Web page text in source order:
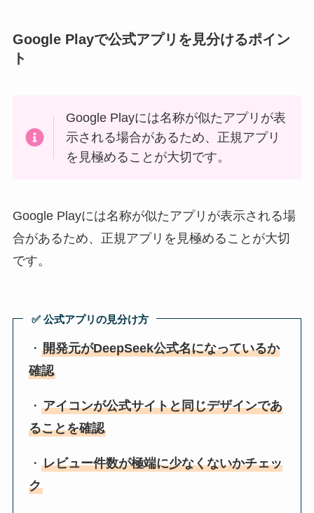
Google Playで公式アプリを見分けるポイン
ト
Google Playには名称が似たアプリが表
示される場合があるため、正規アプリ
を見極めることが大切です。
Google Playには名称が似たアプリが表示される場
合があるため、正規アプリを見極めることが大切
です。
✅ 公式アプリの見分け方
・開発元がDeepSeek公式名になっているか
確認
・アイコンが公式サイトと同じデザインであ
ることを確認
・レビュー件数が極端に少なくないかチェッ
ク